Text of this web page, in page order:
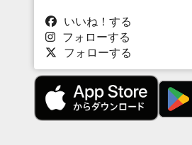
いいね！する
フォローする
フォローする